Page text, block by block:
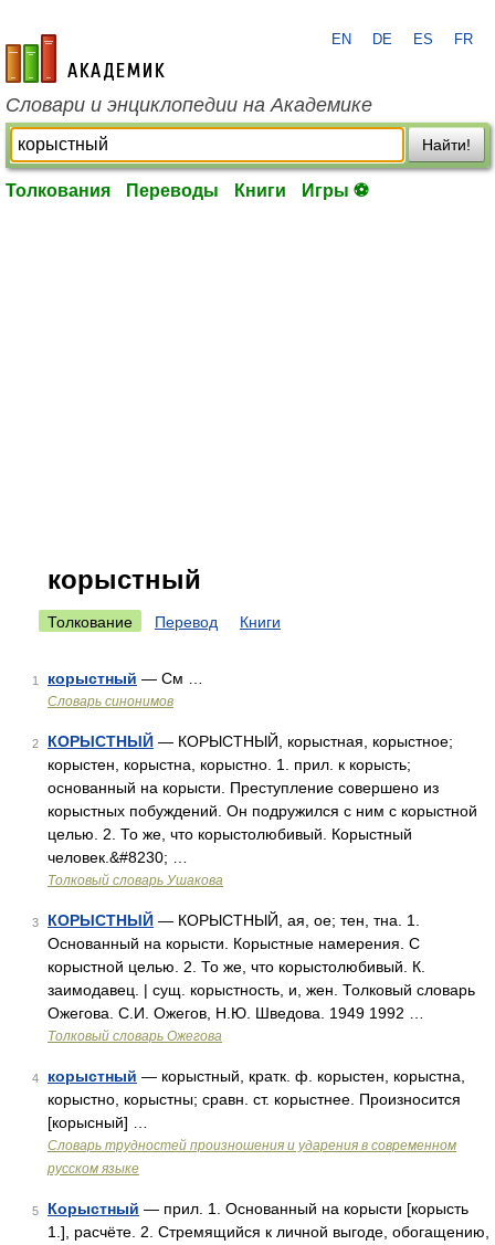
academic.ru
EN DE ES FR
Словари и энциклопедии на Академике
Найти!
Толкования Переводы Книги Игры ⚽
корыстный
Толкование Перевод Книги
1 корыстный — См …
Словарь синонимов
2 КОРЫСТНЫЙ — КОРЫСТНЫЙ, корыстная, корыстное;
корыстен, корыстна, корыстно. 1. прил. к корысть;
основанный на корысти. Преступление совершено из
корыстных побуждений. Он подружился с ним с корыстной
целью. 2. То же, что корыстолюбивый. Корыстный
человек.&#8230; …
Толковый словарь Ушакова
3 КОРЫСТНЫЙ — КОРЫСТНЫЙ, ая, ое; тен, тна. 1.
Основанный на корысти. Корыстные намерения. С
корыстной целью. 2. То же, что корыстолюбивый. К.
заимодавец. | сущ. корыстность, и, жен. Толковый словарь
Ожегова. С.И. Ожегов, Н.Ю. Шведова. 1949 1992 …
Толковый словарь Ожегова
4 корыстный — корыстный, кратк. ф. корыстен, корыстна,
корыстно, корыстны; сравн. ст. корыстнее. Произносится
[корысный] …
Словарь трудностей произношения и ударения в современном
русском языке
5 Корыстный — прил. 1. Основанный на корысти [корысть
1.], расчёте. 2. Стремящийся к личной выгоде, обогащению,